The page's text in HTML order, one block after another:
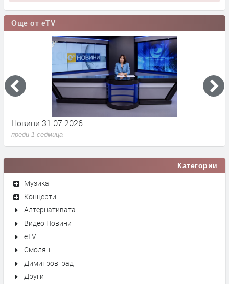
Още от eTV
Новини 31 07 2026
преди 1 седмица
Категории
Музика
Концерти
Алтернативата
Видео Новини
eTV
Смолян
Димитровград
Други